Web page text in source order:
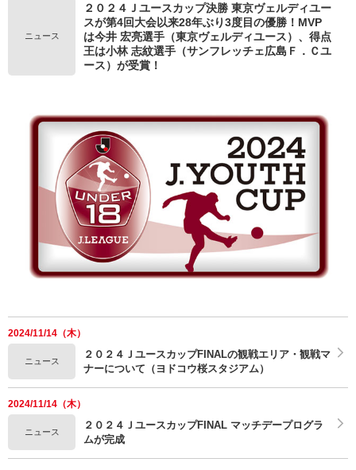
ニュース
２０２４Ｊユースカップ決勝 東京ヴェルディユー
スが第4回大会以来28年ぶり3度目の優勝！MVP
は今井 宏亮選手（東京ヴェルディユース）、得点
王は小林 志紋選手（サンフレッチェ広島Ｆ．Ｃユ
ース）が受賞！
2024/11/14（木）
ニュース
２０２４ＪユースカップFINALの観戦エリア・観戦マ
ナーについて（ヨドコウ桜スタジアム）
2024/11/14（木）
ニュース
２０２４ＪユースカップFINAL マッチデープログラ
ムが完成